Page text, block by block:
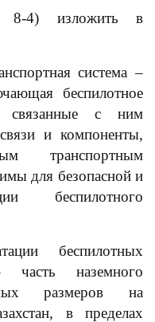
8-4) изложить в
система –
беспилотное
связанные с ним
и компоненты,
транспортным
для безопасной и
беспилотного
беспилотных
часть наземного
размеров на
в пределах